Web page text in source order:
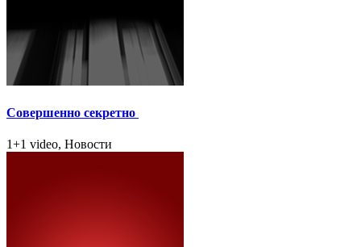
Совершенно секретно
1+1 video, Новости